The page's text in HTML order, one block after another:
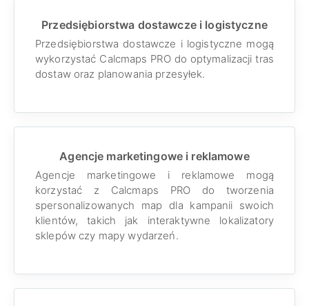
Przedsiębiorstwa dostawcze i logistyczne
Przedsiębiorstwa dostawcze i logistyczne mogą
wykorzystać Calcmaps PRO do optymalizacji tras
dostaw oraz planowania przesyłek.
Agencje marketingowe i reklamowe
Agencje marketingowe i reklamowe mogą
korzystać z Calcmaps PRO do tworzenia
spersonalizowanych map dla kampanii swoich
klientów, takich jak interaktywne lokalizatory
sklepów czy mapy wydarzeń.